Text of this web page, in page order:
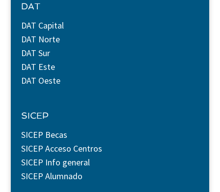
DAT
DAT Capital
DAT Norte
DAT Sur
DAT Este
DAT Oeste
SICEP
SICEP Becas
SICEP Acceso Centros
SICEP Info general
SICEP Alumnado